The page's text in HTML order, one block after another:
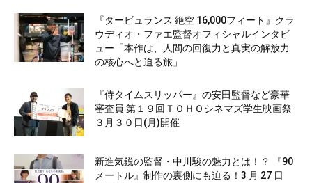
『タービュランス 絶空 16,000フィート』クラ
ウディオ・ファエ監督オフィシャルインタビ
ュー「本作は、人間の回復力と真実の解放力
の核心へと迫る旅」
『侍タイムスリッパー』の安田監督など豪華
審査員 第１９回ＴＯＨＯシネマズ学生映画祭
３月３０日(月)開催
新進気鋭の監督・中川駿の魅力とは！？ 『90
メートル』制作の裏側にも迫る！3 月 27 日